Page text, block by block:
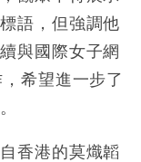
語，但強調他
與國際女子網
希望進一步了
香港的莫熾韜